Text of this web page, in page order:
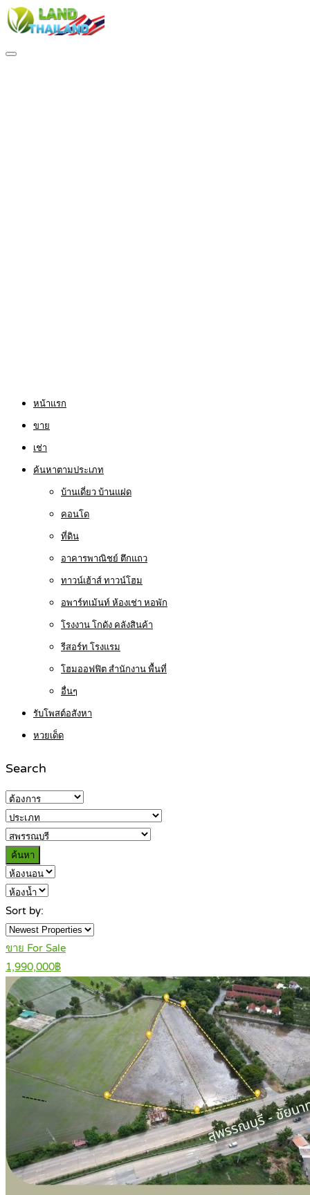
หน้าแรก
ขาย
เช่า
ค้นหาตามประเภท
บ้านเดี่ยว บ้านแฝด
คอนโด
ที่ดิน
อาคารพาณิชย์ ตึกแถว
ทาวน์เฮ้าส์ ทาวน์โฮม
อพาร์ทเม้นท์ ห้องเช่า หอพัก
โรงงาน โกดัง คลังสินค้า
รีสอร์ท โรงแรม
โฮมออฟฟิต สำนักงาน พื้นที่
อื่นๆ
รับโพสต์อสังหา
หวยเด็ด
Search
ค้นหา
Sort by:
ขาย For Sale
1,990,000฿